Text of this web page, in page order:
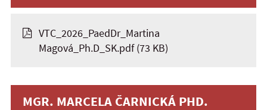
VTC_2026_PaedDr_Martina
Magová_Ph.D_SK.pdf(73 KB)
MGR. MARCELA ČARNICKÁ PHD.